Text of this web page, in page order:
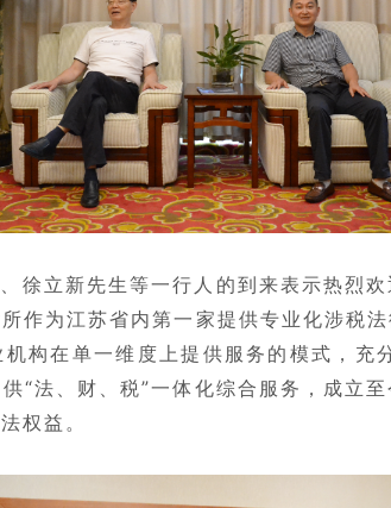
徐立新先生等一行人的到来表示热烈
作为江苏省内第一家提供专业化涉税
构在单一维度上提供服务的模式，充
“法、财、税”一体化综合服务，成立
权益。